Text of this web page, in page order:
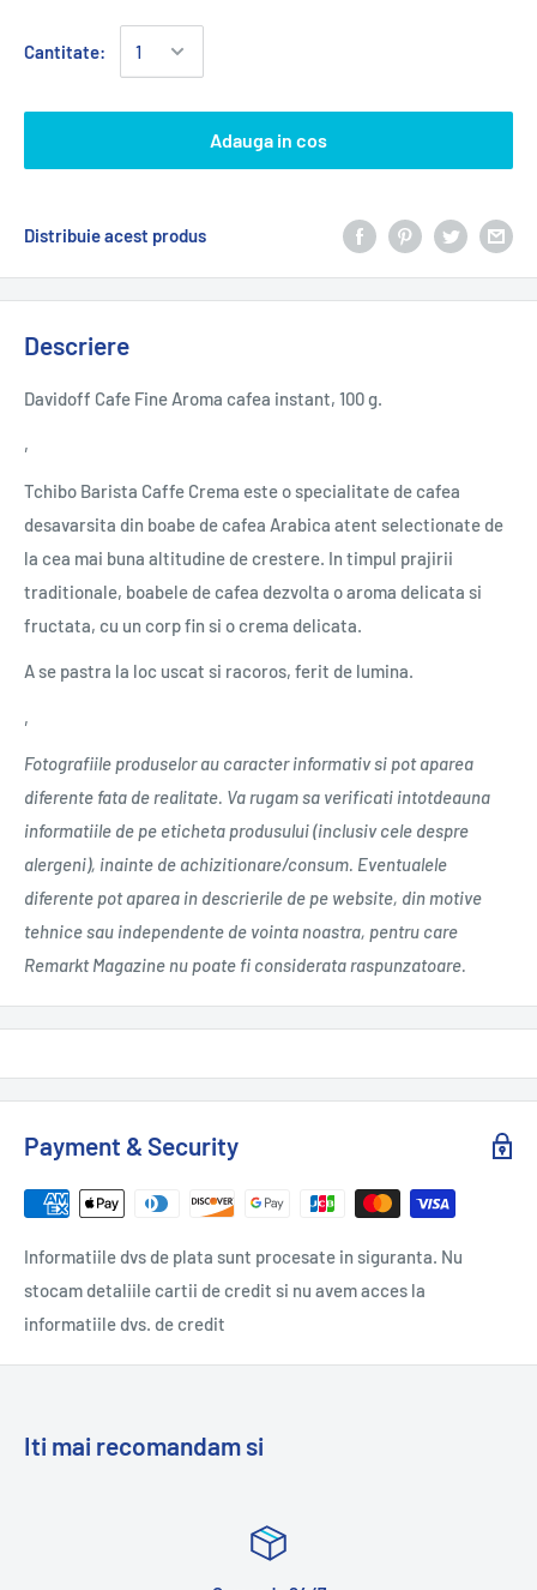
Cantitate:
Adauga in cos
Distribuie acest produs
Descriere
Davidoff Cafe Fine Aroma cafea instant, 100 g.
‚
Tchibo Barista Caffe Crema este o specialitate de cafea
desavarsita din boabe de cafea Arabica atent selectionate de
la cea mai buna altitudine de crestere. In timpul prajirii
traditionale, boabele de cafea dezvolta o aroma delicata si
fructata, cu un corp fin si o crema delicata.
A se pastra la loc uscat si racoros, ferit de lumina.
‚
Fotografiile produselor au caracter informativ si pot aparea
diferente fata de realitate. Va rugam sa verificati intotdeauna
informatiile de pe eticheta produsului (inclusiv cele despre
alergeni), inainte de achizitionare/consum. Eventualele
diferente pot aparea in descrierile de pe website, din motive
tehnice sau independente de vointa noastra, pentru care
Remarkt Magazine nu poate fi considerata raspunzatoare.
Payment & Security
Informatiile dvs de plata sunt procesate in siguranta. Nu
stocam detaliile cartii de credit si nu avem acces la
informatiile dvs. de credit
Iti mai recomandam si